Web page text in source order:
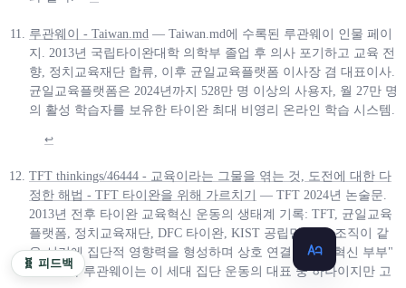
루관웨이 - Taiwan.md — Taiwan.md에 수록된 루관웨이 인물 페이
지. 2013년 국립타이완대학 의학부 졸업 후 의사 포기하고 교육 전
향, 정치교육재단 합류, 이후 균일교육플랫폼 이사장 겸 대표이사.
균일교육플랫폼은 2024년까지 528만 명 이상의 사용자, 월 27만 명
의 활성 학습자를 보유한 타이완 최대 비영리 온라인 학습 시스템.
↩
TFT thinkings/46444 - 교육이라는 그물을 엮는 것, 도전에 대한 다
정한 해법 - TFT 타이완을 위해 가르치기
— TFT 2024년 논술문.
2013년 전후 타이완 교육혁신 운동의 생태계 기록: TFT, 균일교육
플랫폼, 정치교육재단, DFC 타이완, KIST 공립민영 등 조직이 같
은 시기에 집단적 영향력을 형성하며 상호 연결. "교육 혁신 부부"
류안팅과 루관웨이는 이 세대 집단 운동의 대표 중 하나이지만 고
🧬 피드백